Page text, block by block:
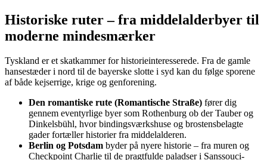
Historiske ruter – fra middelalderbyer til
moderne mindesmærker
Tyskland er et skatkammer for historieinteresserede. Fra de gamle
hansestæder i nord til de bayerske slotte i syd kan du følge sporene
af både kejserrige, krige og genforening.
Den romantiske rute (Romantische Straße) fører dig
gennem eventyrlige byer som Rothenburg ob der Tauber og
Dinkelsbühl, hvor bindingsværkshuse og brostensbelagte
gader fortæller historier fra middelalderen.
Berlin og Potsdam byder på nyere historie – fra muren og
Checkpoint Charlie til de pragtfulde paladser i Sanssouci-